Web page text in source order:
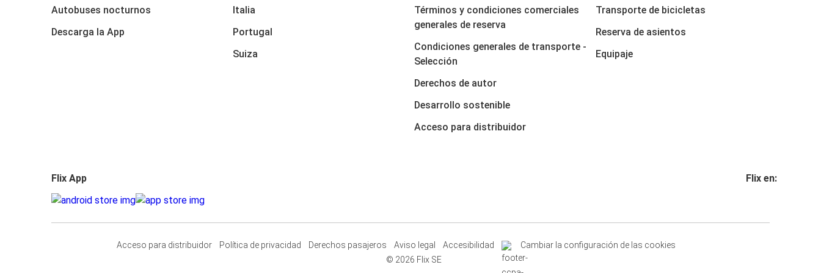
Autobuses nocturnos
Descarga la App
Italia
Portugal
Suiza
Términos y condiciones comerciales
generales de reserva
Condiciones generales de transporte -
Selección
Derechos de autor
Desarrollo sostenible
Acceso para distribuidor
Transporte de bicicletas
Reserva de asientos
Equipaje
Flix App Flix en:
Acceso para distribuidor Política de privacidad Derechos pasajeros Aviso legal Accesibilidad
Cambiar la configuración de las cookies
© 2026 Flix SE